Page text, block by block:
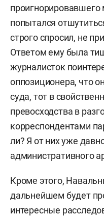
проигнорировавшего
попытался
строго спросил, не
Ответом ему была
журналисток
оппозиционера, что
суда, тот в
превосходства в
корреспондентами
ли? Я от них уже
административного
Кроме этого,
дальнейшем будет
интересные